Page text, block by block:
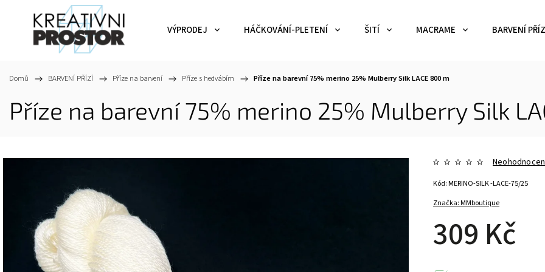
VÝPRODEJ HÁČKOVÁNÍ-PLETENÍ ŠITÍ MACRAME BARVENÍ
Domů / BARVENÍ PŘÍZÍ / Příze na barvení / Příze s hedvábím / Příze na barevní 75% merino 25% Mulberry Silk LACE 800 m
Příze na barevní 75% merino 25% Mulberry Silk
Značka:MMboutique
309 Kč
Kód:MERINO-SILK -LACE-75/25